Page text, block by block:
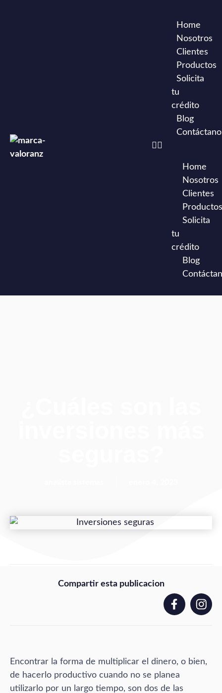
Home
Nosotros
Clientes
Productos
Solicita
tu
crédito
Blog
Home
Nosotros
Clientes
Productos
Solicita
tu
crédito
Blog
Compartir esta publicacion
Encontrar la forma de multiplicar el dinero, o bien,
de hacerlo productivo cuando no se planea
utilizarlo por un largo tiempo, son dos de las